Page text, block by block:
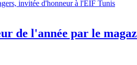
de l'année par le